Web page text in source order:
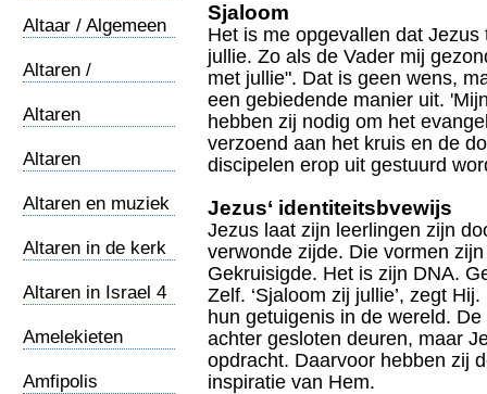
Altaar / Algemeen
Altaren /
Altaren
Altaren
Altaren en muziek
Altaren in de kerk
Altaren in Israel 4
Amelekieten
Amfipolis
Sjaloom
Het is me opgevallen dat
jullie. Zo als de Vader mij
met jullie". Dat is geen wens,
een gebiedende manier uit.
hebben zij nodig om het
verzoend aan het kruis en de
discipelen erop uit gestuurd
Jezus‘ identiteitsbvewijs
Jezus laat zijn leerlingen zijn
verwonde zijde. Die vormen
Gekruisigde. Het is zijn DNA.
Zelf. ‘Sjaloom zij jullie’, zegt
hun getuigenis in de wereld.
achter gesloten deuren, maar
opdracht. Daarvoor hebben zij
inspiratie van Hem.